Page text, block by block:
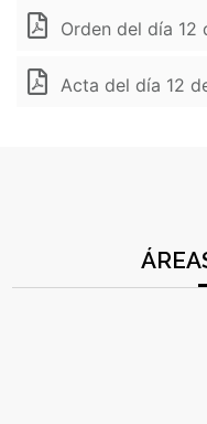
Orden del día 12
Acta del día 12